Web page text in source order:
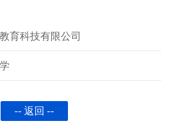
育科技有限公司
-- 返回 --